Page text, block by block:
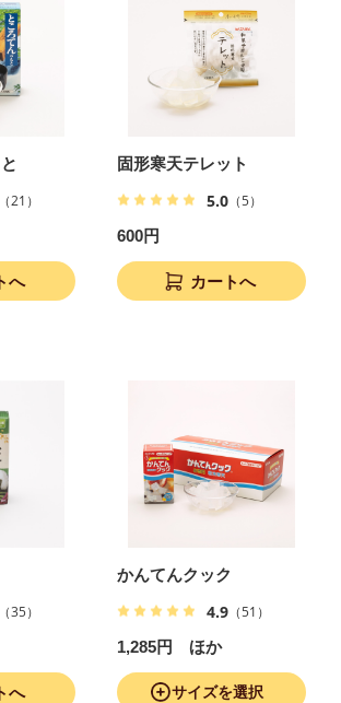
（21）
へ
固形寒天テレット
5.0 （5）
600円
カートへ
（35）
へ
かんてんクック
4.9 （51）
1,285円 ほか
サイズを選択